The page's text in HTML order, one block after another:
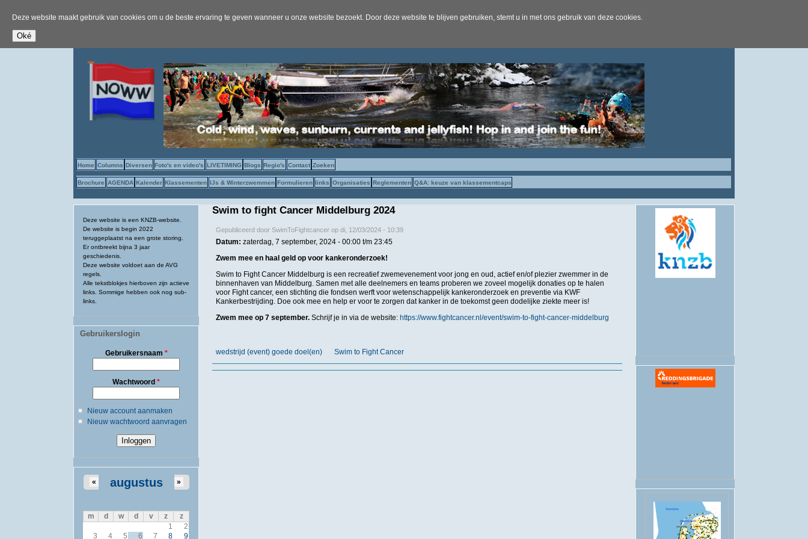
Deze website maakt gebruik van cookies om u de beste ervaring te geven wanneer u onze website bezoekt. Door deze website te blijven gebruiken, stemt u in met ons gebruik van deze cookies.
Home Columns Diversen Foto's en video's LIVETIMING Blogs Regio's Contact Zoeken
Brochure AGENDA Kalender Klassementen IJs & Winterzwemmen Formulieren links Organisaties Reglementen Q&A: keuze van klassementcaps
Deze website is een KNZB-website.
De website is begin 2022
teruggeplaatst na een grote storing.
Er ontbreekt bijna 3 jaar
geschiedenis.
Deze website voldoet aan de AVG
regels.
Alle tekstblokjes hierboven zijn actieve
links. Sommige hebben ook nog sub-
links.
Gebruikerslogin
Gebruikersnaam *
Wachtwoord *
Nieuw account aanmaken
Nieuw wachtwoord aanvragen
augustus
« »
m d w d v z
z
1
2
3
4 5 6 7 8
9
Swim to fight Cancer Middelburg 2024
Gepubliceerd door SwimToFightcancerop di, 12/03/2024 - 10:39
Datum: zaterdag, 7 september, 2024 - 00:00t/m 23:45
Zwem mee en haal geld op voor kankeronderzoek!
Swim to Fight Cancer Middelburg is een recreatief zwemevenement voor jong en oud, actief en/of plezier zwemmer in de
binnenhaven van Middelburg. Samen met alle deelnemers en teams proberen we zoveel mogelijk donaties op te halen
voor Fight cancer, een stichting die fondsen werft voor wetenschappelijk kankeronderzoek en preventie via KWF
Kankerbestrijding. Doe ook mee en help er voor te zorgen dat kanker in de toekomst geen dodelijke ziekte meer is!
Zwem mee op 7 september.Schrijf je in via de website: https://www.fightcancer.nl/event/swim-to-fight-cancer-middelburg
wedstrijd (event) goede doel(en) Swim to Fight Cancer